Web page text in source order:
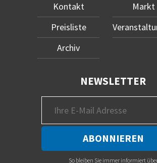
Kontakt
Preisliste
Archiv
Markt
NEWSLETTER
So bleiben Sie immer informiert